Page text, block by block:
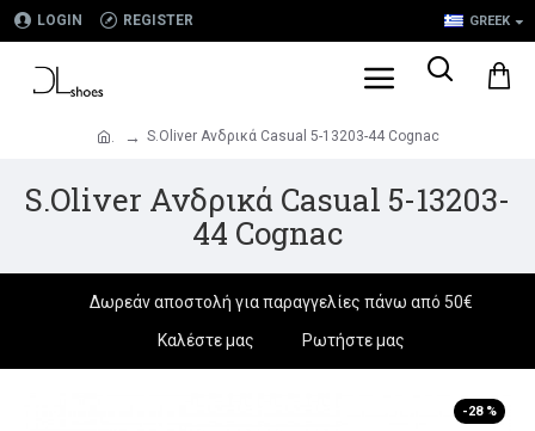
LOGIN REGISTER GREEK
. S.Oliver Ανδρικά Casual 5-13203-44 Cognac
S.Oliver Ανδρικά Casual 5-13203-
44 Cognac
Δωρεάν αποστολή για παραγγελίες πάνω από 50€
Καλέστε μας
Ρωτήστε μας
-28 %